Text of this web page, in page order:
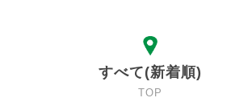
すべて(新着順)
TOP